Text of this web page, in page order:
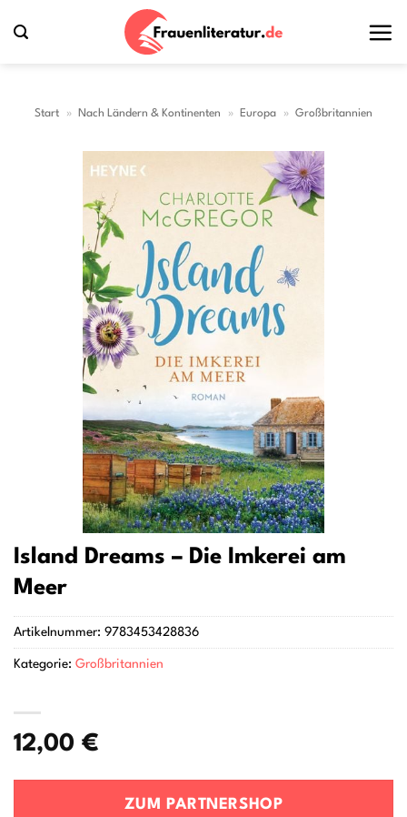
Inhalt
Start » Nach Ländern & Kontinenten » Europa » Großbritannien
Island Dreams – Die Imkerei am
Meer
12,00 €
ZUM PARTNERSHOP
Artikelnummer: 9783453428836
Kategorie: Großbritannien